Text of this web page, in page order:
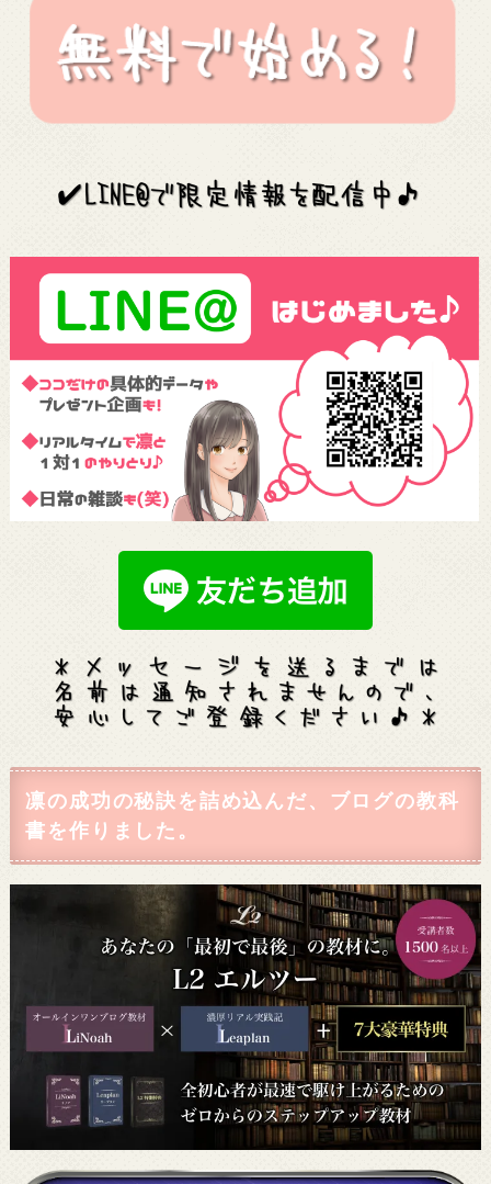
凛の成功の秘訣を詰め込んだ、ブログの教科
書を作りました。